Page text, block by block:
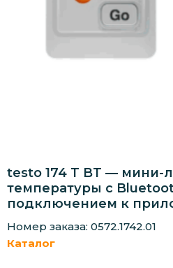
testo 174 T BT — мини-
температуры с
подключением к
Номер заказа: 0572.1742.01
Каталог